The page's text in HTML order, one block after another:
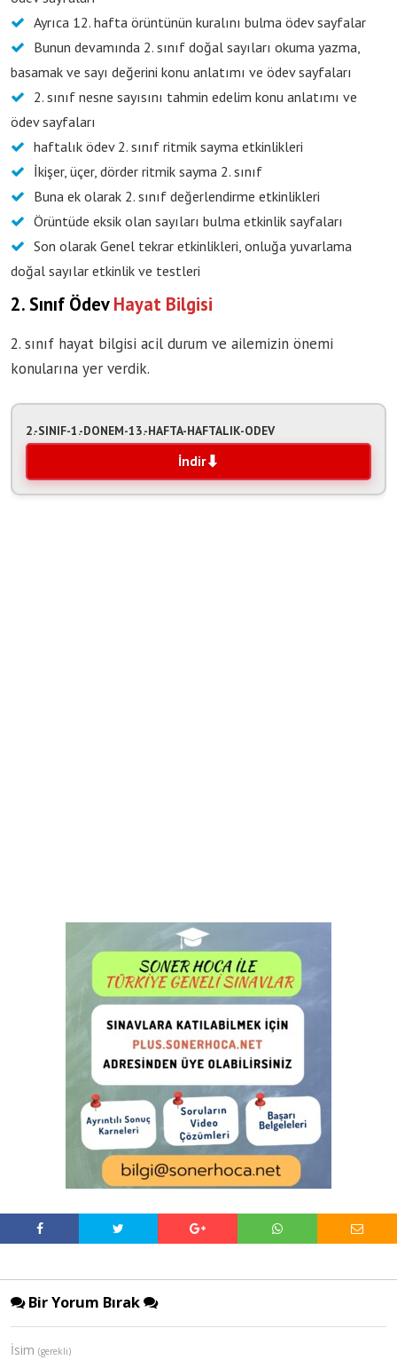
Ayrıca 12. hafta örüntünün kuralını bulma ödev sayfalar
Bunun devamında 2. sınıf doğal sayıları okuma yazma,
basamak ve sayı değerini konu anlatımı ve ödev sayfaları
2. sınıf nesne sayısını tahmin edelim konu anlatımı ve
ödev sayfaları
haftalık ödev 2. sınıf ritmik sayma etkinlikleri
İkişer, üçer, dörder ritmik sayma 2. sınıf
Buna ek olarak 2. sınıf değerlendirme etkinlikleri
Örüntüde eksik olan sayıları bulma etkinlik sayfaları
Son olarak Genel tekrar etkinlikleri, onluğa yuvarlama
doğal sayılar etkinlik ve testleri
2. Sınıf ÖdevHayat Bilgisi
2. sınıf hayat bilgisi acil durum ve ailemizin önemi
konularına yer verdik.
2.-SINIF-1.-DONEM-13.-HAFTA-HAFTALIK-ODEV
İndir
Bir Yorum Bırak
İsim (gerekli)